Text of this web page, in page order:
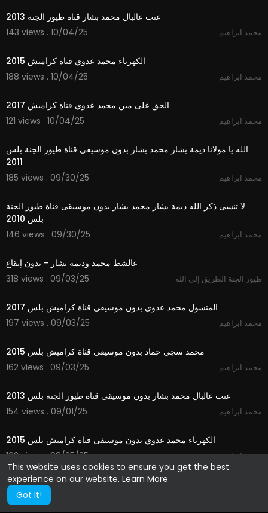
This website uses cookies to ensure you get the best
experience on our website. Learn More
Got It!
عنت عالبال محمد بشار قناة طيور الجنة 2013
143 views . 10/04/25
محمد ابراهيم
الكهرباء محمد عدوي قناة كراميش 2015
188 views . 10/04/25
محمد ابراهيم
الحق على مين محمد عدوي قناة كراميش 2017
121 views . 10/04/25
محمد ابراهيم
الله يا مولانا ديمة بشار محمد بشار بدون موسيقى قناة طيور الجنة بلس
2011
185 views . 09/30/25
محمد ابراهيم
لا تنسى ذكر الله ديمة بشار محمد بشار بدون موسيقى قناة طيور الجنة
بلس 2010
146 views . 09/30/25
محمد ابراهيم
عالشط محمد وديمة بشار - بدون إيقاع
318 views . 09/03/25
طيور الجنة الطريق إلى الله
المتسول محمد عدوي بدون موسيقى قناة كراميش بلس 2017
197 views . 09/03/25
محمد ابراهيم
محمد سجى حماد بدون موسيقى قناة كراميش بلس 2015
162 views . 09/03/25
محمد ابراهيم
عنت عالبال محمد بشار بدون موسيقى قناة طيور الجنة بلس 2013
154 views . 09/01/25
محمد ابراهيم
الكهرباء محمد عدوي بدون موسيقى قناة كراميش بلس 2015
162 views . 08/25/25
محمد ابراهيم